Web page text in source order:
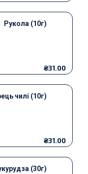
Рукола (10г)
₴31.00
чилі (10г)
₴31.00
(30г)